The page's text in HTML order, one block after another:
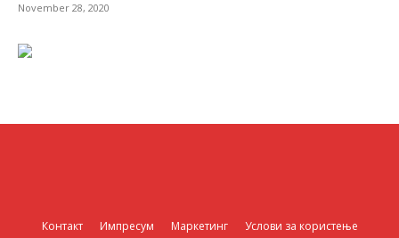
November 28, 2020
Контакт Импресум Маркетинг Услови за користење